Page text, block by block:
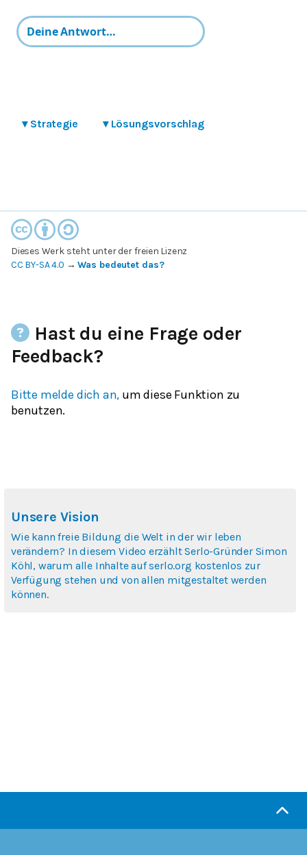
▾ Strategie ▾ Lösungsvorschlag
Dieses Werk steht unter der freien Lizenz
CC BY-SA 4.0 →Was bedeutet das?
Hast du eine Frage oder
Feedback?
Bitte melde dich an, um diese Funktion zu
benutzen.
Unsere Vision
Wie kann freie Bildung die Welt in der wir leben
verändern? In diesem Video erzählt Serlo-Gründer Simon
Köhl, warum alle Inhalte auf serlo.org kostenlos zur
Verfügung stehen und von allen mitgestaltet werden
können.